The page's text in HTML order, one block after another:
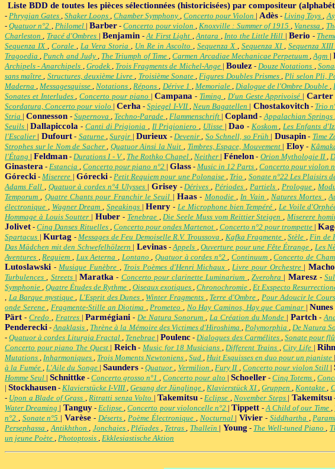
Liste BDD de toutes les pièces sélectionnées (historicisées) par compositeur
-Phrygian Gates,Shaker Loops,Chamber Symphony,Concerto pour Violon |Adès -Living Toys,
-Quatuor n°2 , Philomel |Barber -Concerto pour violon,Knoxville : Summer of 1915,Vanessa,
Charleston, Tracé d'Ombres |Benjamin -At First Light ,Antara ,Into the Little Hill |Berio -
Sequenza IX , Corale , La Vera Storia , Un Re in Ascolto , Sequenza X , Sequenza XI , Sequenza XIII
Tragoedia,Punch and Judy, The Triumph of Time,Carmen Arcadiae Mechanicae Perpetuum,Agm |
Archipels - Anarchipels , Grodek , Trois Fragments de Michel-Ange | Boulez-Douze Notations ,
sans maître, Structures, deuxième Livre, Troisième Sonate,Figures Doubles Prismes,Pli selon Pli,
Maderna,Messagesquisse,Notations,Répons, Dérive 1 , Memoriale , Dialogue de l'Ombre Double,
Sonates et Interludes,Concerto pour piano |Campana - Timing , D'un Geste Apprivoisé | Carter
Scordatura, Concerto pour violo | Cerha-Spiegel I-VII, Neun Bagatellen | Chostakovitch- Trio
Stria |Connesson - Supernova, Techno-Parade , Flammenschrift |Copland -Appalachian Springs
Seuils |Dallapiccola - Canti di Prigionia , Il Prigioniero, Ulisse |Dao - Koskom,Les Enfants
l'Escalier | Dufourt- Saturne,Surgir |Durieux -Devenir, So Schnell, so Früh | Dusapin- Time
Strophes sur le Nom de Sacher, Quatuor Ainsi la Nuit , Timbres, Espace, Mouvement | Eloy-
l'Étang |Feldman -Durations I - V, The Rothko Chapel,Neither |Fénelon - Orion Mythologie II,
Ginastera -Estancia,Concerto pour piano n°2 | Glass- Music in 12 Parts,Concerto pour violon
Górecki -Miserere | Górecki-Petit Requiem pour une Polonaise , Trio, Sonate n°22 Les Plaisirs
Adams Fall , Quatuor à cordes n°4 Ulysses | Grisey-Dérives,Périodes , Partiels , Prologue,
Temporum, Quatre Chants pour Franchir le Seuil | Haas- Monodie ,In Vain ,Natures Mortes ,
électronique , Wagner Dream, Speakings |Henry - Le Microphone bien Tempéré, Le Voile
Hommage à Louis Soutter |Huber - Tenebrae ,Die Seele Muss vom Reittier Steigen,Miserere
Jolivet -Cinq Danses Rituelles , Concerto pour ondes Martenot , Concerto n°2 pour trompette |
Spartacus | Kurtag - Messages de Feu Demoiselle R.V. Troussova , Kafka Fragmente , Stèle , Fin de
Das Mädchen mit den Schwefelhölzern | Levinas-Appels ,Ouverture pour une Fête Étrange, Les
Aventures ,Requiem , Lux Aeterna , Lontano, Quatuor à cordes n°2,Continuum ,Concerto de
Lutoslawski -Musique Funèbre , Trois Poèmes d'Henri Michaux ,Livre pour Orchestre |
Turbulences, Streets |Maratka - Concerto pour clarinette Luminarium ,Zverohra | Maresz-
Symphonie,Quatre Études de Rythme , Oiseaux exotiques , Chronochromie ,Et Exspecto
, La Barque mystique,L'Esprit des Dunes , Winter Fragments , Terre d'Ombre,Pour Adoucir le
onde Serene, Fragmente-Stille an Diotima ,Prometeo, No Hay Caminos, Hay que Caminar |Nunes
Pärt - Credo , Fratres |Parmégiani -De Natura Sonorum , La Création du Monde |Partch -
Penderecki -Anaklasis, Thrène à la Mémoire des Victimes d'Hiroshima , Polymorphia ,De Natura
-Quatuor à cordes Liturgia Fractal , Tenebrae |Poulenc -Dialogues des Carmélites ,Sonate pour
Concerto pour piano The Quest | Reich-Music for 18 Musicians ,Different Trains ,City Life |
Mutations , Inharmoniques , Trois Moments Newtoniens , Sud , Huit Esquisses en duo pour un pianiste |
à la Fumée ,L'Aile du Songe |Saunders - Quatuor, Vermilion ,Fury II ,Concerto pour violon Still |
Homme Seul |Schnittke -Concerto grosso n°1,Concerto pour alto | Schoeller- Cinq Totems ,
|Stockhausen -Klavierstücke I-VIII,Gesang der Jünglinge,Klavierstück XI,Gruppen,Kontakte,
- Upon a Blade of Grass ,Ritratti senza Volto |Takemitsu -Eclipse ,November Steps | Takemitsu
Water Dreaming | Tanguy-Eclipse,Concerto pour violoncelle n°2 |Tippett -A Child of our Time ,
n°2 , Sonate n°5 | Varèse- Déserts,Poème Électronique , Nocturnal |Vivier - Siddhartha ,
Persephassa,Antikhthon, Jonchaies ,Pléïades , Tetras, Thalleïn | Young - The Well-tuned Piano,
un jeune Poète , Photoptosis , Ekklesiastische Aktion